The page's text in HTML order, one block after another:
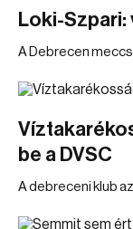
Loki-
A Debrecen
be a DVSC
A debreceni klub